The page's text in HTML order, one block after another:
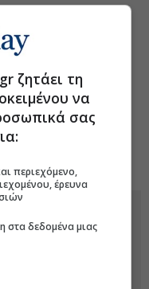
προσωρινά
οικονομικού
του e-
και τον σχεδιασμό
ζητάει τη
να
σας
περιεχόμενο,
έρευνα
στα δεδομένα μιας